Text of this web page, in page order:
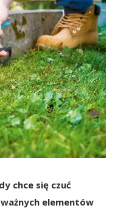
chce się czuć
elementów